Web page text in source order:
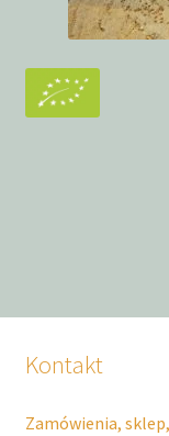
Kontakt
Zamówienia,